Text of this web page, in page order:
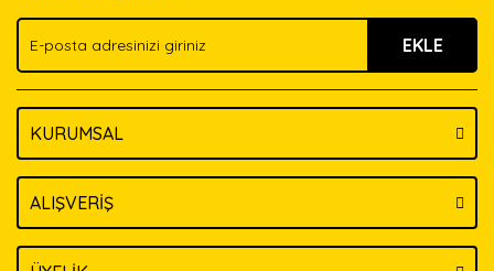
Ürün fiyatı diğer sitelerden daha pahalı.
Bu ürüne benzer farklı alternatifler olmalı.
EKLE
KURUMSAL
ALIŞVERİŞ